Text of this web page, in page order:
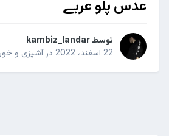
عدس پلو عربے
توسط kambiz_landar
22 اسفند، 2022
درآشپزی و